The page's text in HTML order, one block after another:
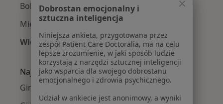
Bolesne miesiączkowanie w Warszawie
Mięśniaki macicy w Warszawie
Więcej (15)
Więcej w kategorii: Najczęście leczone
Najpopularniejsze ubezpieczenia
Ginekolodzy z Medicover w Warszawie
Dobrostan emocjonalny i
sztuczna inteligencja
Niniejsza ankieta, przygotowana przez
zespół Patient Care Doctoralia, ma na celu
lepsze zrozumienie, w jaki sposób ludzie
korzystają z narzędzi sztucznej inteligencji
jako wsparcia dla swojego dobrostanu
emocjonalnego i zdrowia psychicznego.
Udział w ankiecie jest anonimowy, a wyniki